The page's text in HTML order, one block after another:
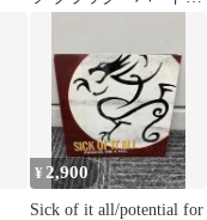
¥ 2,900
Sick of it all/potential for